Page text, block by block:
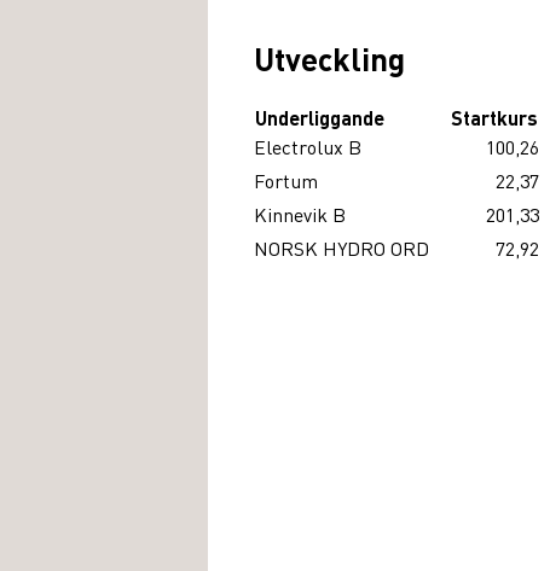
Utveckling
Underliggande Startkurs
Electrolux B
100,26
Fortum
22,37
Kinnevik B
201,33
NORSK HYDRO ORD
72,92